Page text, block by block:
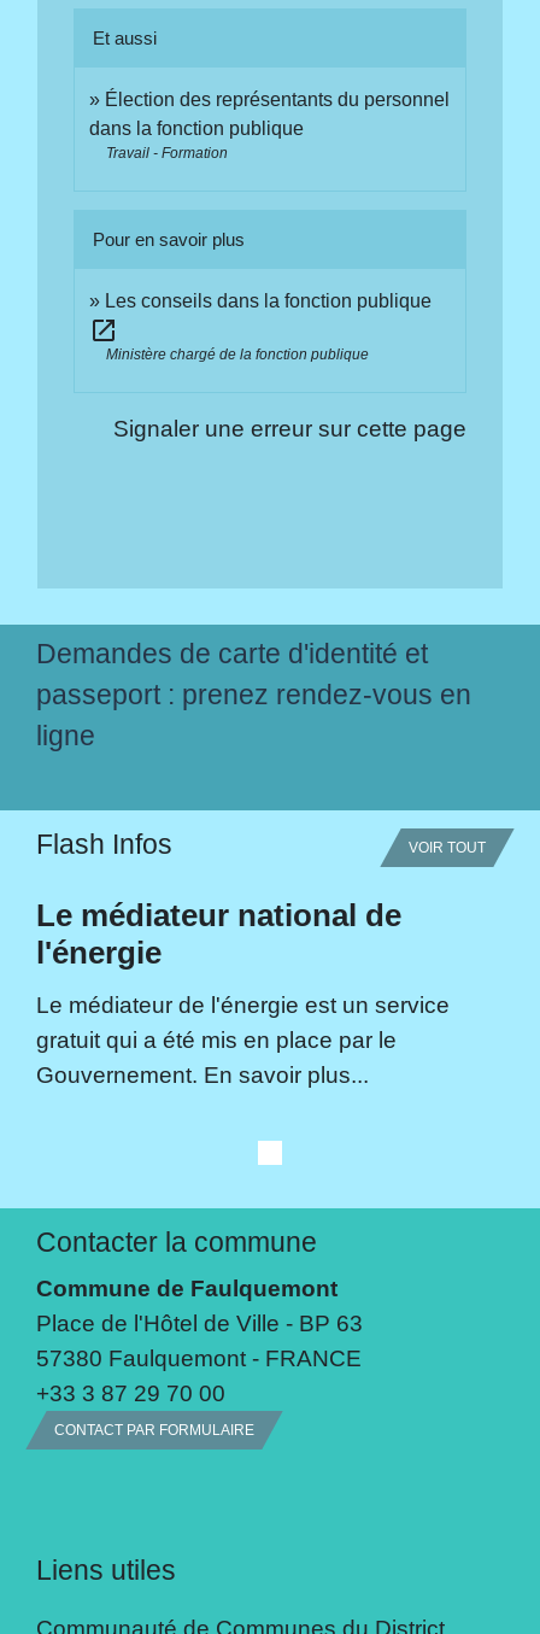
Et aussi
Élection des représentants du personnel
dans la fonction publique
Travail - Formation
Pour en savoir plus
Les conseils dans la fonction publique
open_in_new
Ministère chargé de la fonction publique
Signaler une erreur sur cette page
Demandes de carte d'identité et
passeport : prenez rendez-vous en
ligne
Flash Infos VOIR TOUT
Le médiateur national de
l'énergie
Le médiateur de l'énergie est un service
gratuit qui a été mis en place par le
Gouvernement. En savoir plus...
Contacter la commune
Commune de Faulquemont
Place de l'Hôtel de Ville - BP 63
57380 Faulquemont - FRANCE
+33 3 87 29 70 00
CONTACT PAR FORMULAIRE
Liens utiles
Communauté de Communes du District